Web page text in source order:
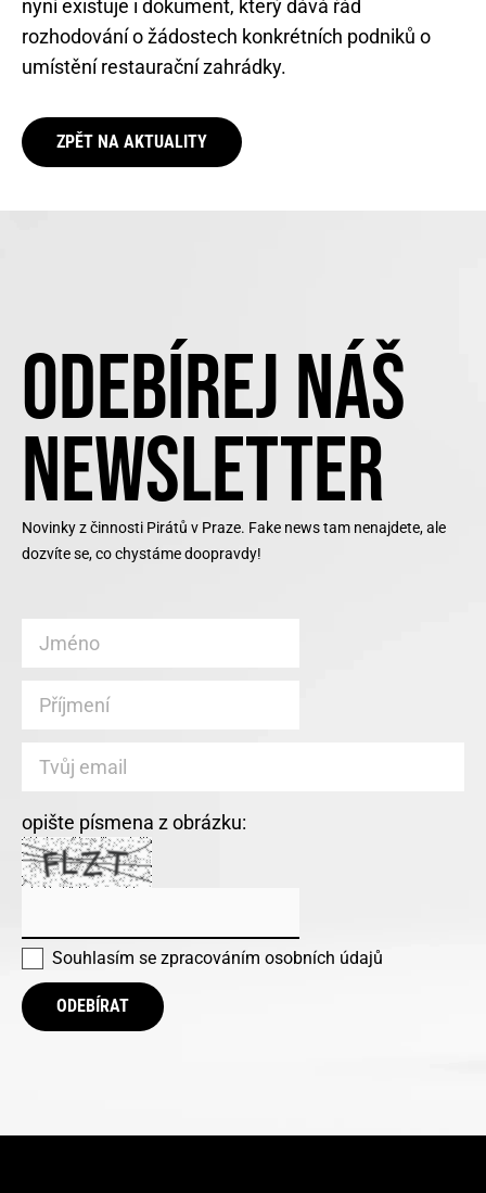
nyní existuje i dokument, který dává řád
rozhodování o žádostech konkrétních podniků o
umístění restaurační zahrádky.
ZPĚT NA AKTUALITY
ODEBÍREJ NÁŠ
NEWSLETTER
Novinky z činnosti Pirátů v Praze. Fake news tam nenajdete, ale
dozvíte se, co chystáme doopravdy!
opište písmena z obrázku:
Souhlasím se zpracováním osobních údajů
ODEBÍRAT